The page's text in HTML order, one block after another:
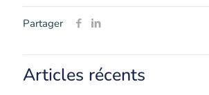
Partager
Articles récents